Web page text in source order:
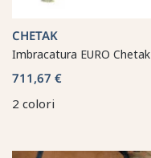
CHETAK
Imbracatura EURO Chetak
711,67 €
2 colori